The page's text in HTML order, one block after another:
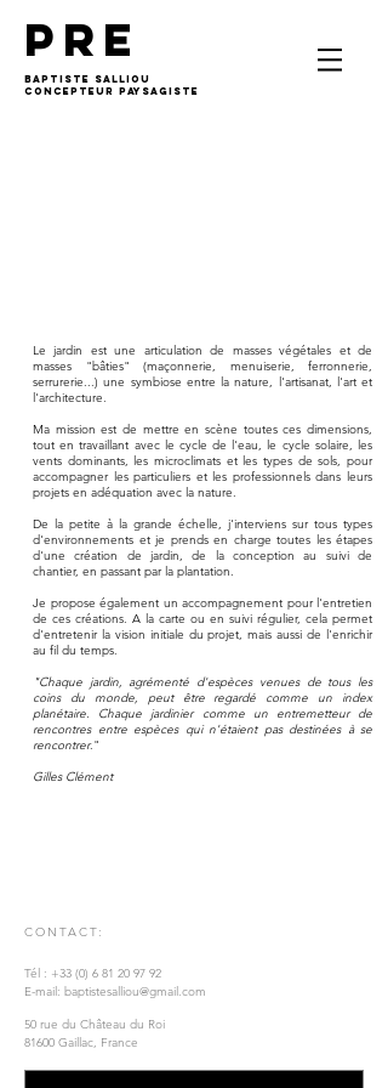
BAPTISTE SALLIOU
Concepteur Paysagiste
PRE
Le jardin est une articulation de masses végétales et de
masses "bâties" (maçonnerie, menuiserie, ferronnerie,
serrurerie...) une symbiose entre la nature, l'artisanat, l'art et
l'architecture.
Ma mission est de mettre en scène toutes ces dimensions,
tout en travaillant avec le cycle de l'eau, le cycle solaire, les
vents dominants, les microclimats et les types de sols, pour
accompagner les particuliers et les professionnels dans leurs
projets en adéquation avec la nature.
De la petite à la grande échelle, j'interviens sur tous types
d'environnements et je prends en charge toutes les étapes
d'une création de jardin, de la conception au suivi de
chantier, en passant par la plantation.
Je propose également un accompagnement pour l'entretien
de ces créations. A la carte ou en suivi régulier, cela permet
d'entretenir la vision initiale du projet, mais aussi de l'enrichir
au fil du temps.
"Chaque jardin, agrémenté d'espèces venues de tous les
coins du monde, peut être regardé comme un index
planétaire. Chaque jardinier comme un entremetteur de
rencontres entre espèces qui n'étaient pas destinées à se
rencontrer."
Gilles Clément
CONTACT:
Tél : +33 (0) 6 81 20 97 92
E-mail: baptistesalliou@gmail.com
50 rue du Château du Roi
81600 Gaillac, France